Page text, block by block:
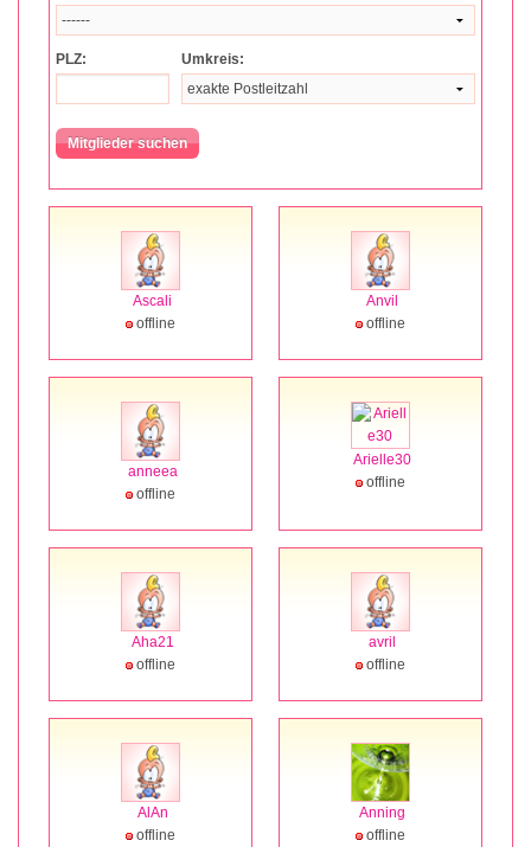
PLZ: Umkreis:
Ascali
offline
Anvil
offline
anneea
offline
Arielle30
offline
Aha21
offline
avril
offline
AlAn
offline
Anning
offline